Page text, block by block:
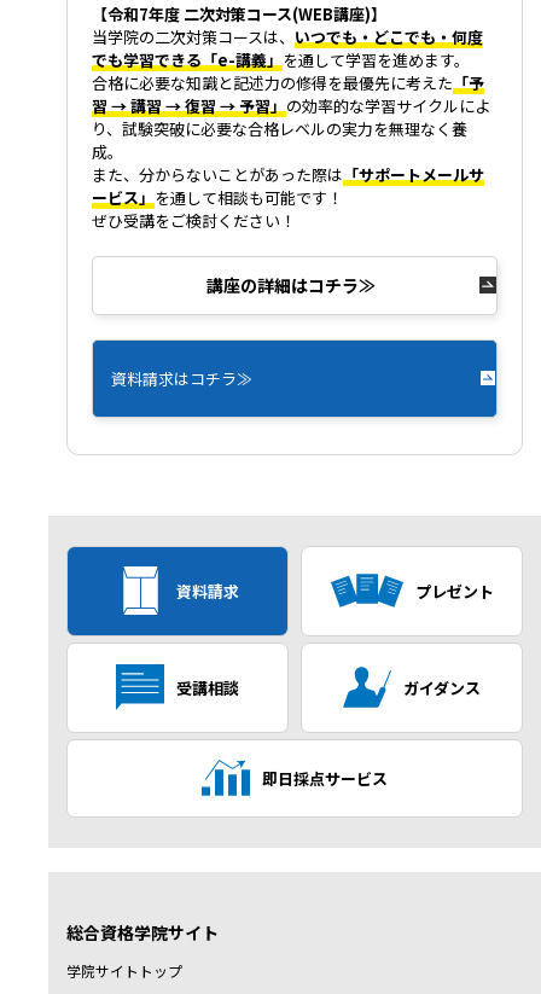
【令和7年度 二次対策コース(WEB講座)】
当学院の二次対策コースは、 いつでも・どこでも・何度
でも学習できる「e-講義」 を通して学習を進めます。
合格に必要な知識と記述力の修得を最優先に考えた 「予
習 → 講習 → 復習 → 予習」 の効率的な学習サイクルによ
り、試験突破に必要な合格レベルの実力を無理なく養
成。
また、分からないことがあった際は 「サポートメールサ
ービス」 を通して相談も可能です！
ぜひ受講をご検討ください！
講座の詳細はコチラ≫
資料請求はコチラ≫
資料請求 プレゼント
受講相談 ガイダンス
即日採点サービス
総合資格学院サイト
学院サイトトップ